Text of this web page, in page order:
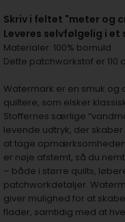
Skriv i feltet "meter og
Leveres selvfølgelig i et
Materialer: 100% bomuld
Dette patchworkstof er 110
Watermark er en smuk
quiltere, som elsker
Stoffernes særlige
levende udtryk, der
at tage opmærksomheden
er nøje afstemt, så du
– både i større quilts,
patchworkdetaljer.
giver mulighed for at
flader, samtidig med at